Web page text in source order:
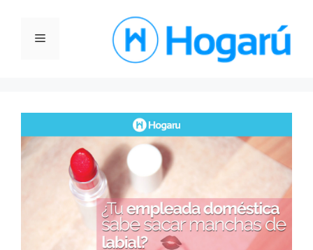
contenidoMenú